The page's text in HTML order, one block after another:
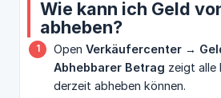
Wie kann ich Geld
abheben?
Open Verkäufercenter →
Abhebbarer Betrag zeigt alle
derzeit abheben können.